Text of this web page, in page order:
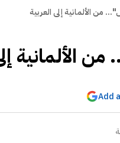
من الألمانية إلى العربية
الألمانية
Add